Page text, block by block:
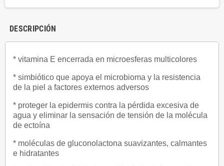
DESCRIPCIÓN
* vitamina E encerrada en microesferas multicolores
* simbiótico que apoya el microbioma y la resistencia
de la piel a factores externos adversos
* proteger la epidermis contra la pérdida excesiva de
agua y eliminar la sensación de tensión de la molécula
de ectoína
* moléculas de gluconolactona suavizantes, calmantes
e hidratantes